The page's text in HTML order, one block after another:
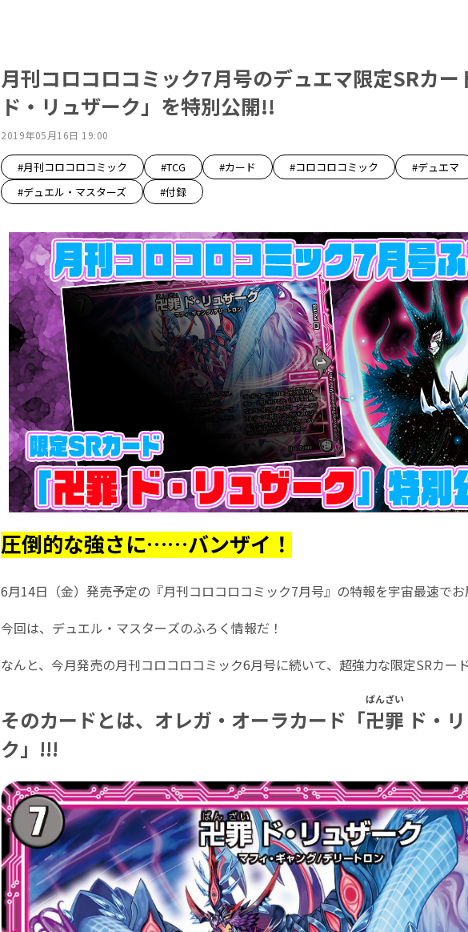
月刊コロコロコミック7月号のデュエマ限定SRカー
ド・リュザーク」を特別公開!!
2019年05月16日 19:00
#月刊コロコロコミック #TCG #カード #コロコロコミック
#デュエマ
#デュエル・マスターズ
#付録
圧倒的な強さに……バンザイ！
6月14日（金）発売予定の『月刊コロコロコミック7月号』の特報を宇宙最速で
今回は、デュエル・マスターズのふろく情報だ！
なんと、今月発売の月刊コロコロコミック6月号に続いて、超強力な限定SRカー
そのカードとは、オレガ・オーラカード「卍罪
ばんざい
ド・
ク」!!!